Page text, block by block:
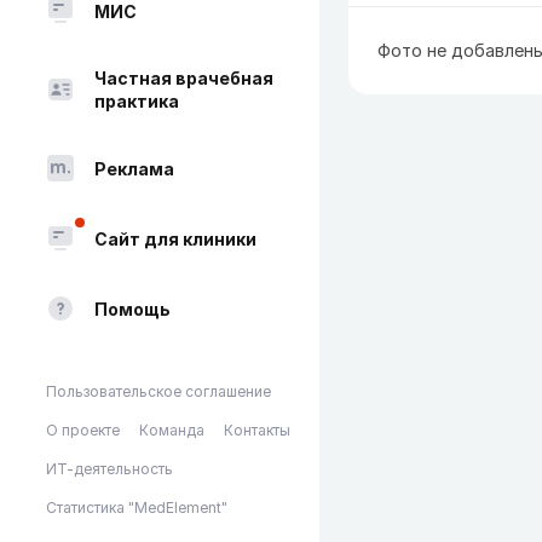
МИС
Частная врачебная
практика
Реклама
Сайт для клиники
Помощь
Пользовательское соглашение
О проекте Команда Контакты
ИТ-деятельность
Статистика "MedElement"
Фото не